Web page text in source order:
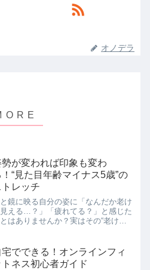
オノデラ
勢が変われば印象も変わ
！“見た目年齢マイナス5歳”の
トレッチ
鏡に映る自分の姿に「なんだか老け
える…？」「疲れてる？」と感じた
はありませんか？実はその“老け見
セで崩れた姿勢は、見た目の印象を
く左右します。でも逆を...
宅でできる！オンラインフィ
トネス初心者ガイド